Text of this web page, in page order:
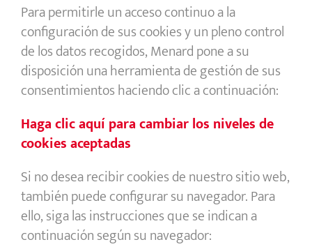
Para permitirle un acceso continuo a la
configuración de sus cookies y un pleno control
de los datos recogidos, Menard pone a su
disposición una herramienta de gestión de sus
consentimientos haciendo clic a continuación:
Haga clic aquí para cambiar los niveles de
cookies aceptadas
Si no desea recibir cookies de nuestro sitio web,
también puede configurar su navegador. Para
ello, siga las instrucciones que se indican a
continuación según su navegador: